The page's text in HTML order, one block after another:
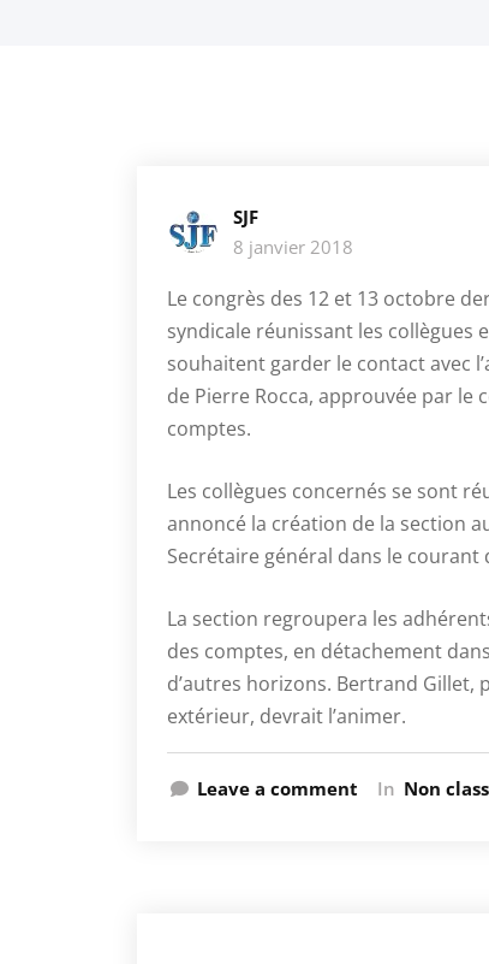
SJF
8 janvier 2018
Le congrès des 12 et 13 octobre
syndicale réunissant les collègues
souhaitent garder le contact avec
de Pierre Rocca, approuvée par le
comptes.
Les collègues concernés se sont
annoncé la création de la section
Secrétaire général dans le courant
La section regroupera les
des comptes, en détachement
d’autres horizons. Bertrand
extérieur, devrait l’animer.
Leave a comment In Non